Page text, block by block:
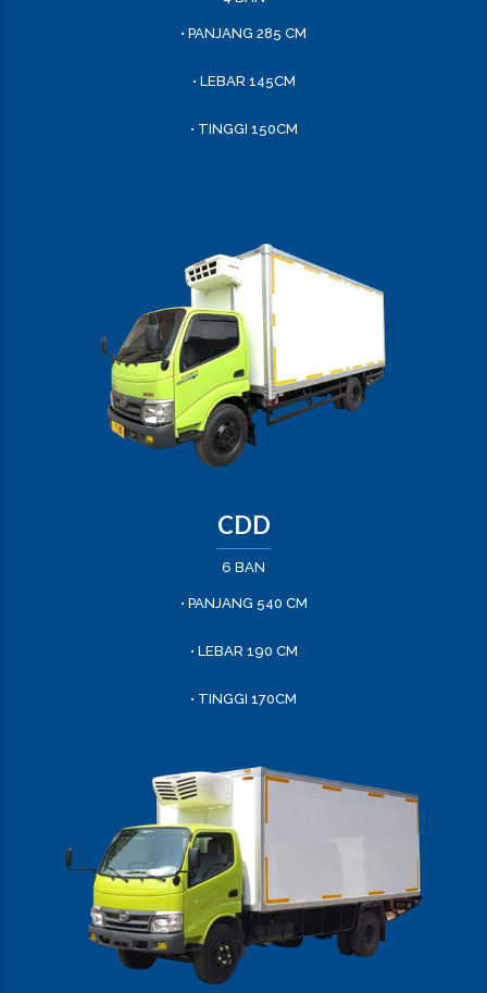
• PANJANG 285 CM
• LEBAR 145CM
• TINGGI 150CM
CDD
6 BAN
• PANJANG 540 CM
• LEBAR 190 CM
• TINGGI 170CM